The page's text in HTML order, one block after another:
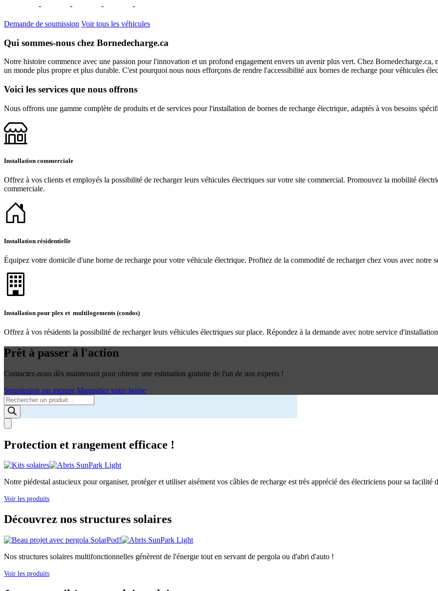
-
- - -
Demande de soumission Voir tous les véhicules
Qui sommes-nous chez Bornedecharge.ca
Notre histoire commence avec une passion pour l'innovation et un profond engagement envers un avenir plus vert. Chez
un monde plus propre et plus durable. C'est pourquoi nous nous efforçons de rendre l'accessibilité aux bornes de recharge pour véhicules
Voici les services que nous offrons
Nous offrons une gamme complète de produits et de services pour l'installation de bornes de recharge électrique, adaptés à vos besoins
Installation commerciale
Offrez à vos clients et employés la possibilité de recharger leurs véhicules électriques sur votre site commercial. Promouvez la mobilité
commerciale.
Installation résidentielle
Équipez votre domicile d'une borne de recharge pour votre véhicule électrique. Profitez de la commodité de recharger chez vous avec notre
Installation pour plex et multilogements (condos)
Offrez à vos résidents la possibilité de recharger leurs véhicules électriques sur place. Répondez à la demande avec notre service
Prêt à passer à l'action
Contactez-nous dès maintenant pour obtenir une estimation gratuite de l'un de nos experts !
Soumission sur mesure Magasiner votre borne
Products
search
Protection et rangement efficace !
Notre piédestal astucieux pour organiser, protéger et utiliser aisément vos câbles de recharge est très apprécié des électriciens pour sa facilité
Voir les produits
Découvrez nos structures solaires
Nos structures solaires multifonctionnelles génèrent de l'énergie tout en servant de pergola ou d'abri d'auto !
Voir les produits